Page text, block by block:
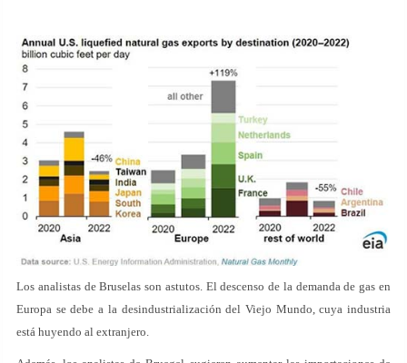
Los analistas de Bruselas son astutos. El descenso de la demanda de gas en
Europa se debe a la desindustrialización del Viejo Mundo, cuya industria
está huyendo al extranjero.